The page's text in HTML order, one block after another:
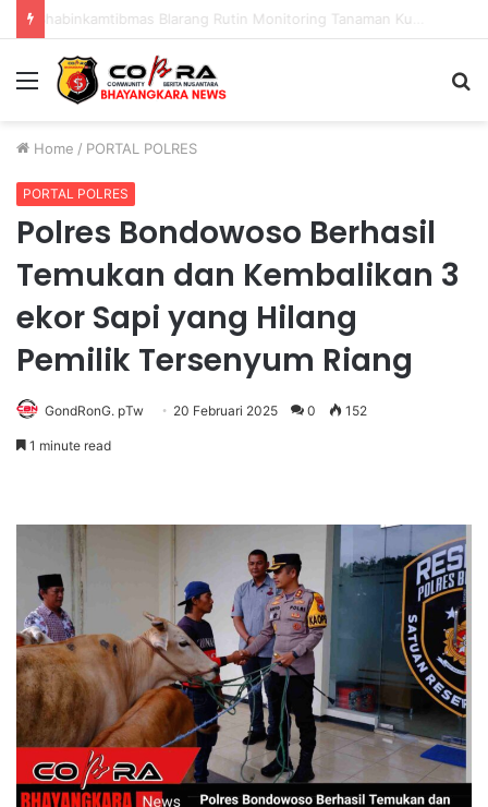
Menu
Home / PORTAL POLRES
PORTAL POLRES
Polres Bondowoso Berhasil
Temukan dan Kembalikan 3
ekor Sapi yang Hilang
Pemilik Tersenyum Riang
GondRonG. pTw 20 Februari 2025 0 152
1 minute read